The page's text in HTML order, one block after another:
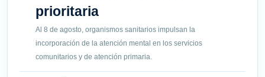
prioritaria
Al 8 de agosto, organismos sanitarios impulsan la
incorporación de la atención mental en los servicios
comunitarios y de atención primaria.